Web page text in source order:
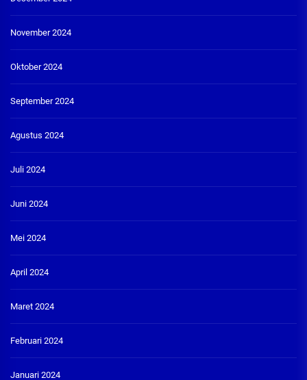
November 2024
Oktober 2024
September 2024
Agustus 2024
Juli 2024
Juni 2024
Mei 2024
April 2024
Maret 2024
Februari 2024
Januari 2024